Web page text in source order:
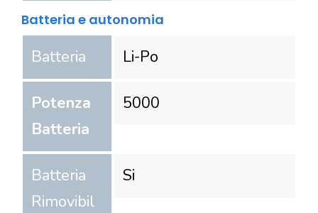
Batteria e autonomia
Batteria Li-Po
Potenza
Batteria
5000
Batteria
Rimovibil
Si